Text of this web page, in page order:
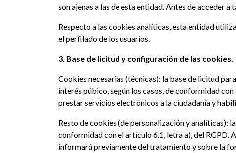
son ajenas a las de esta entidad. Antes de acceder
Respecto a las cookies analíticas, esta entidad
el perfilado de los usuarios.
3. Base de licitud y configuración de las cookies.
Cookies necesarias (técnicas): la base de licitud
interés púbico, según los casos, de conformidad
prestar servicios electrónicos a la ciudadanía y
Resto de cookies (de personalización y analíticas):
conformidad con el artículo 6.1, letra a), del RGPD.
informará previamente del tratamiento y sobre la